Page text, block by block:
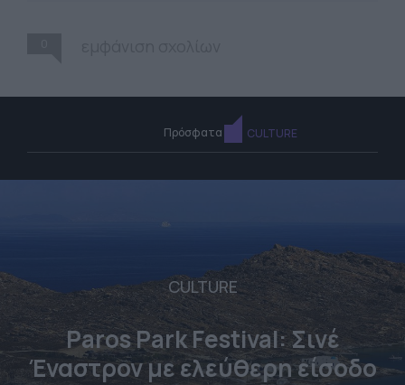
Πρόσφατα CULTURE
CULTURE
Paros Park Festival: Σινέ
Έναστρον με ελεύθερη είσοδο